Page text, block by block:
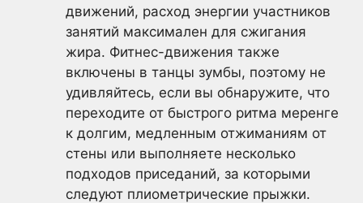
движений, расход энергии участников
занятий максимален для сжигания
жира. Фитнес-движения также
включены в танцы зумбы, поэтому не
удивляйтесь, если вы обнаружите, что
переходите от быстрого ритма меренге
к долгим, медленным отжиманиям от
стены или выполняете несколько
подходов приседаний, за которыми
следуют плиометрические прыжки.